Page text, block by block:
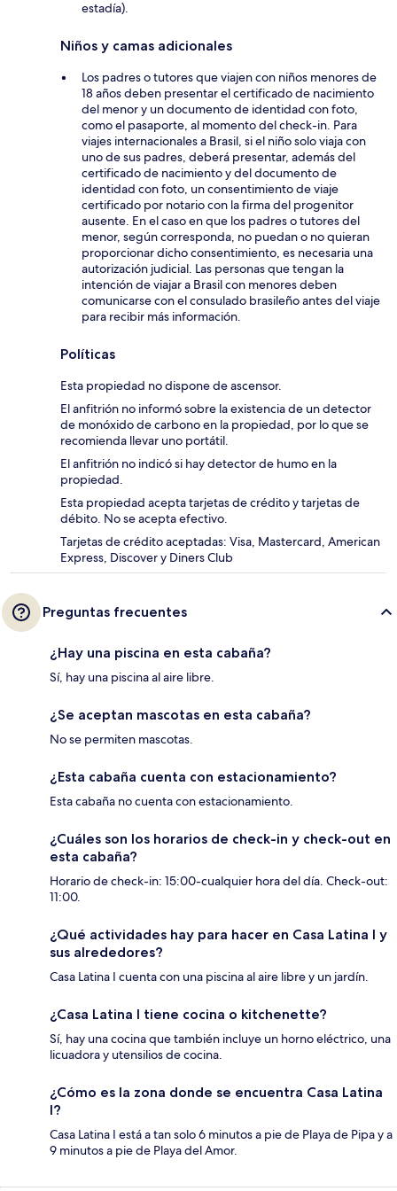
estadía).
Niños y camas adicionales
Los padres o tutores que viajen con niños menores de
18 años deben presentar el certificado de nacimiento
del menor y un documento de identidad con foto,
como el pasaporte, al momento del check-in. Para
viajes internacionales a Brasil, si el niño solo viaja con
uno de sus padres, deberá presentar, además del
certificado de nacimiento y del documento de
identidad con foto, un consentimiento de viaje
certificado por notario con la firma del progenitor
ausente. En el caso en que los padres o tutores del
menor, según corresponda, no puedan o no quieran
proporcionar dicho consentimiento, es necesaria una
autorización judicial. Las personas que tengan la
intención de viajar a Brasil con menores deben
comunicarse con el consulado brasileño antes del viaje
para recibir más información.
Políticas
Esta propiedad no dispone de ascensor.
El anfitrión no informó sobre la existencia de un detector
de monóxido de carbono en la propiedad, por lo que se
recomienda llevar uno portátil.
El anfitrión no indicó si hay detector de humo en la
propiedad.
Esta propiedad acepta tarjetas de crédito y tarjetas de
débito. No se acepta efectivo.
Tarjetas de crédito aceptadas: Visa, Mastercard, American
Express, Discover y Diners Club
Preguntas frecuentes
¿Hay una piscina en esta cabaña?
Sí, hay una piscina al aire libre.
¿Se aceptan mascotas en esta cabaña?
No se permiten mascotas.
¿Esta cabaña cuenta con estacionamiento?
Esta cabaña no cuenta con estacionamiento.
¿Cuáles son los horarios de check-in y check-out en
esta cabaña?
Horario de check-in: 15:00-cualquier hora del día. Check-out:
11:00.
¿Qué actividades hay para hacer en Casa Latina I y
sus alrededores?
Casa Latina I cuenta con una piscina al aire libre y un jardín.
¿Casa Latina I tiene cocina o kitchenette?
Sí, hay una cocina que también incluye un horno eléctrico, una
licuadora y utensilios de cocina.
¿Cómo es la zona donde se encuentra Casa Latina
I?
Casa Latina I está a tan solo 6 minutos a pie de Playa de Pipa y a
9 minutos a pie de Playa del Amor.